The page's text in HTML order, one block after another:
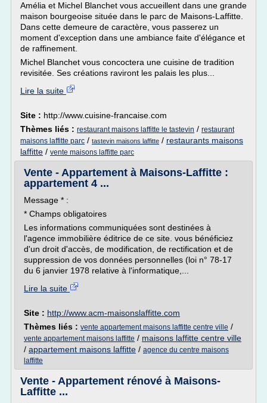
Amélia et Michel Blanchet vous accueillent dans une grande
maison bourgeoise située dans le parc de Maisons-Laffitte.
Dans cette demeure de caractère, vous passerez un
moment d'exception dans une ambiance faite d'élégance et
de raffinement.
Michel Blanchet vous concoctera une cuisine de tradition
revisitée. Ses créations raviront les palais les plus...
Lire la suite
Site : http://www.cuisine-francaise.com
Thèmes liés : restaurant maisons laffitte le tastevin / restaurant
maisons laffitte parc / tastevin maisons laffitte / restaurants maisons
laffitte / vente maisons laffitte parc
Vente - Appartement à Maisons-Laffitte :
appartement 4 ...
Message * :
* Champs obligatoires
Les informations communiquées sont destinées à
l'agence immobilière éditrice de ce site. vous bénéficiez
d'un droit d'accès, de modification, de rectification et de
suppression de vos données personnelles (loi n° 78-17
du 6 janvier 1978 relative à l'informatique,...
Lire la suite
Site : http://www.acm-maisonslaffitte.com
Thèmes liés : vente appartement maisons laffitte centre ville /
vente appartement maisons laffitte / maisons laffitte centre ville
/ appartement maisons laffitte / agence du centre maisons
laffitte
Vente - Appartement rénové à Maisons-
Laffitte ...